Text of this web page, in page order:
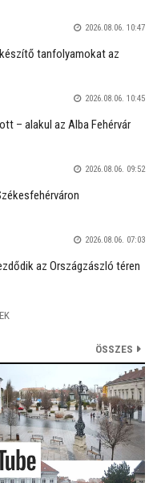
2026.08.06. 10:47
tanfolyamokat az
2026.08.06. 10:45
– alakul az Alba Fehérvár
2026.08.06. 09:52
2026.08.06. 07:03
az Országzászló téren
ÖSSZES